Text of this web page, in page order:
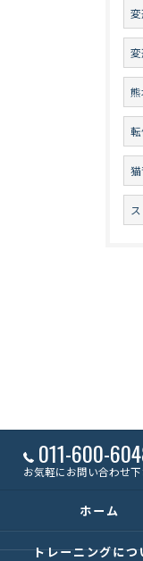
011-600-
お気軽にお問い合わせ
ホーム
トレーニングに